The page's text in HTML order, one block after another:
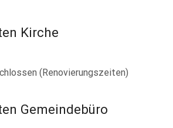
Kirche
(Renovierungszeiten)
Gemeindebüro